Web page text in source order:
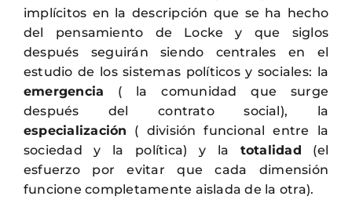
implícitos en la descripción que se ha hecho
del pensamiento de Locke y que siglos
después seguirán siendo centrales en el
estudio de los sistemas políticos y sociales: la
emergencia ( la comunidad que surge
después del contrato social), la
especialización ( división funcional entre la
sociedad y la política) y la totalidad (el
esfuerzo por evitar que cada dimensión
funcione completamente aislada de la otra).